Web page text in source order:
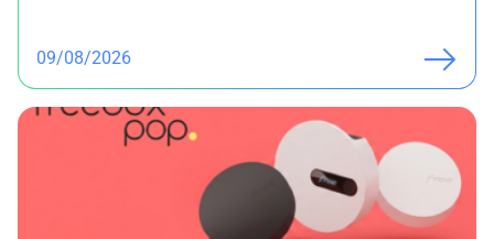
09/08/2026